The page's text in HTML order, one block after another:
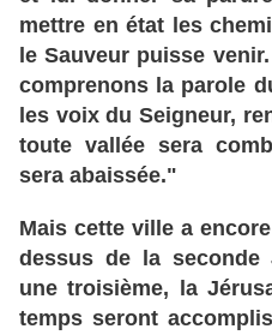
mettre en état les
le Sauveur puisse
comprenons la parole
les voix du Seigneur,
toute vallée sera
sera abaissée."
Mais cette ville a
dessus de la seconde
une troisième, la
temps seront